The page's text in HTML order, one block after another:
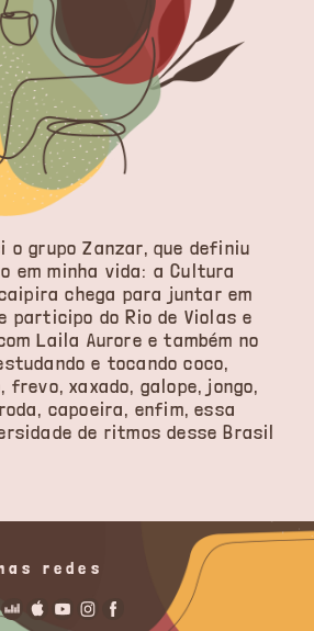
o grupo Zanzar, que definiu
em minha vida: a Cultura
chega para juntar em
participo do Rio de Violas e
Laila Aurore e também no
e tocando coco,
frevo, xaxado, galope, jongo,
capoeira, enfim, essa
de ritmos desse Brasil
redes